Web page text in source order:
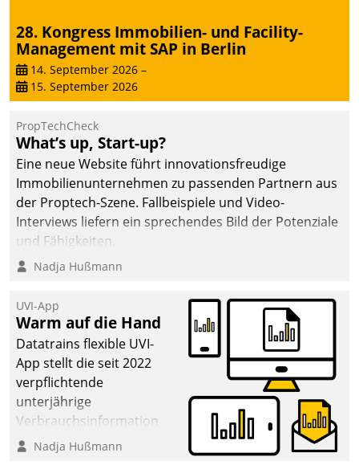
28. Kongress Immobilien- und Facility-
Management mit SAP in Berlin
14. September 2026 –
15. September 2026
PropTechCheck
What’s up, Start-up?
Eine neue Website führt innovationsfreudige
Immobilienunternehmen zu passenden Partnern aus
der Proptech-Szene. Fallbeispiele und Video-
Interviews liefern ein sprechendes Bild der Potenziale
und Fähigkeiten.
Nadja Hußmann
UVI-App
Warm auf die Hand
Datatrains flexible UVI-
App stellt die seit 2022
verpflichtende
unterjährige
Verbrauchsinformation
schnell, zuverlässig und
Nadja Hußmann